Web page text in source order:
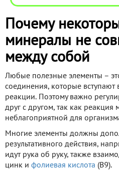
Почему
минералы не
между собой
Любые полезные элементы –
соединения, которые
реакции. Поэтому важно
друг с другом, так как реакция
неблагоприятной для
Многие элементы должны
результативного действия,
идут рука об руку, также
цинк и фолиевая кислота (В9).